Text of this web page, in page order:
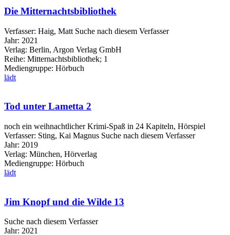
Die Mitternachtsbibliothek
Verfasser: Haig, Matt Suche nach diesem Verfasser
Jahr: 2021
Verlag: Berlin, Argon Verlag GmbH
Reihe: Mitternachtsbibliothek; 1
Mediengruppe: Hörbuch
lädt
Tod unter Lametta 2
noch ein weihnachtlicher Krimi-Spaß in 24 Kapiteln, Hörspiel
Verfasser: Sting, Kai Magnus Suche nach diesem Verfasser
Jahr: 2019
Verlag: München, Hörverlag
Mediengruppe: Hörbuch
lädt
Jim Knopf und die Wilde 13
Suche nach diesem Verfasser
Jahr: 2021